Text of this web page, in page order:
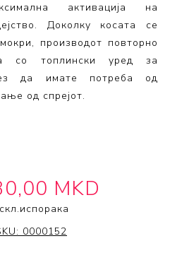
активација на
Доколку косата се
производот повторно
со топлински уред за
да имате потреба од
од спрејот.
MKD
испорака
A 10 HAIRCARE
0000152